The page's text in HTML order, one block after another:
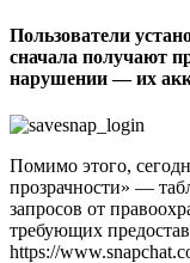
Пользователи
сначала получают
нарушении — их
Помимо этого,
прозрачности» —
запросов от
требующих
https://